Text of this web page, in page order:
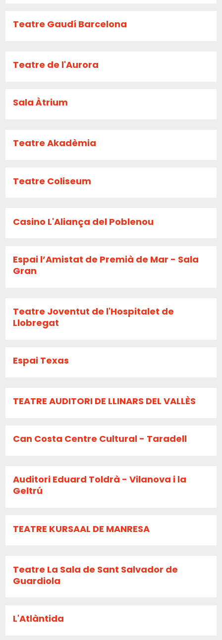
Teatre Gaudí Barcelona
Teatre de l'Aurora
Sala Àtrium
Teatre Akadèmia
Teatre Coliseum
Casino L'Aliança del Poblenou
Espai l’Amistat de Premià de Mar - Sala
Gran
Teatre Joventut de l'Hospitalet de
Llobregat
Espai Texas
TEATRE AUDITORI DE LLINARS DEL VALLÈS
Can Costa Centre Cultural - Taradell
Auditori Eduard Toldrà - Vilanova i la
Geltrú
TEATRE KURSAAL DE MANRESA
Teatre La Sala de Sant Salvador de
Guardiola
L'Atlàntida